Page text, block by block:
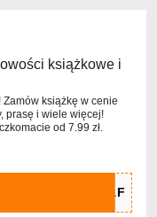
książkowe i
książkę w cenie
prasę i wiele więcej!
od 7.99 zł.